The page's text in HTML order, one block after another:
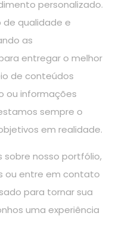
personalizado.
de qualidade e
as
entregar o melhor
de conteúdos
ou informações
sempre o
em realidade.
sobre nosso portfólio,
ou entre em contato
para tornar sua
uma experiência